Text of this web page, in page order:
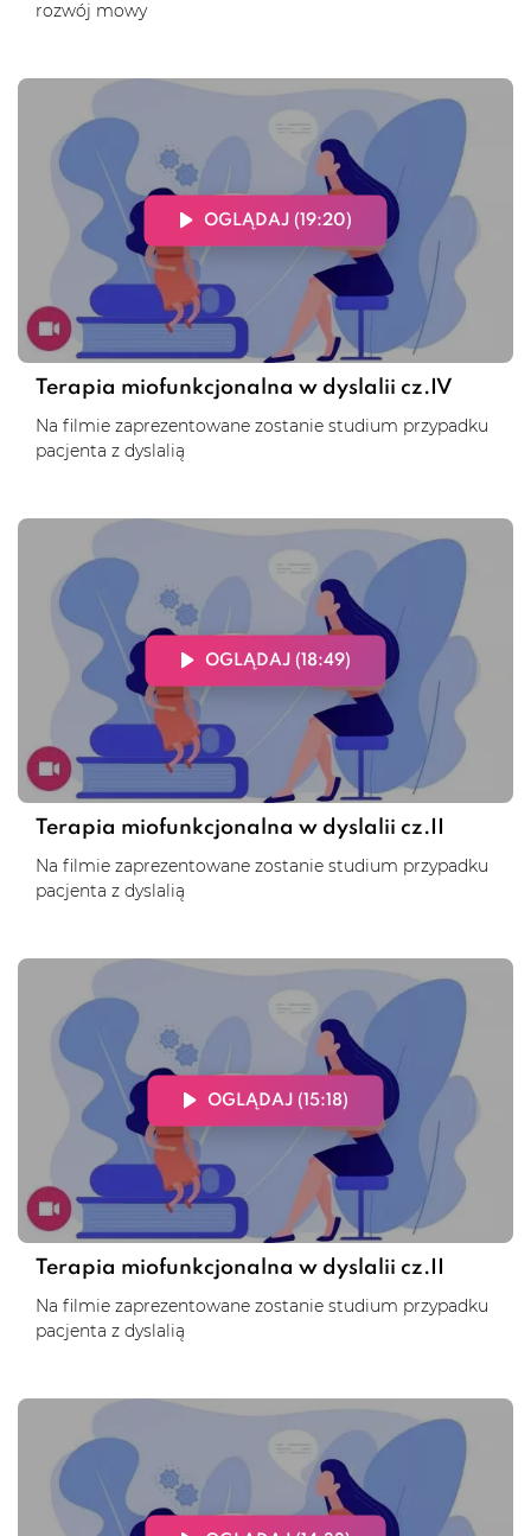
rozwój mowy
OGLĄDAJ (19:20)
Terapia miofunkcjonalna w dyslalii cz.IV
Na filmie zaprezentowane zostanie studium przypadku
pacjenta z dyslalią
OGLĄDAJ (18:49)
Terapia miofunkcjonalna w dyslalii cz.II
Na filmie zaprezentowane zostanie studium przypadku
pacjenta z dyslalią
OGLĄDAJ (15:18)
Terapia miofunkcjonalna w dyslalii cz.II
Na filmie zaprezentowane zostanie studium przypadku
pacjenta z dyslalią